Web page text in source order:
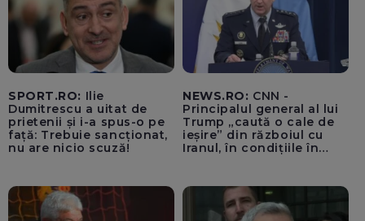
SPORT.RO: Ilie
Dumitrescu a uitat de
prietenii și i-a spus-o pe
față: Trebuie sancționat,
nu are nicio scuză!
NEWS.RO: CNN -
Principalul general al lui
Trump „caută o cale de
ieșire” din războiul cu
Iranul, în condițiile în